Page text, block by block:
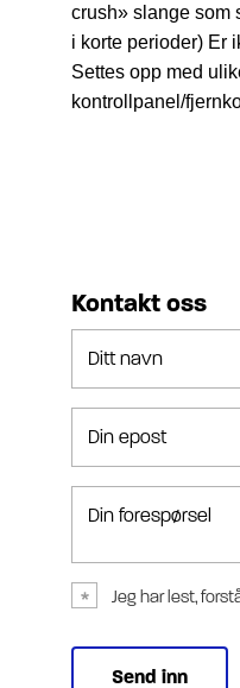
crush» slange som
i korte perioder) Er
Settes opp med
kontrollpanel/
Kontakt oss
Ditt navn
Din epost
Din forespørsel
Jeg har lest,